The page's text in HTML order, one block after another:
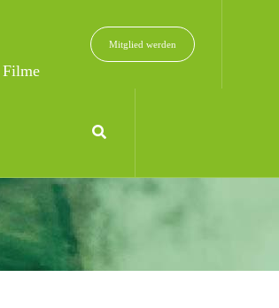
Filme
Mitglied werden